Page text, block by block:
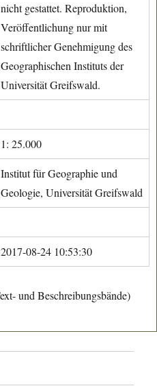
nicht gestattet. Reproduktion,
Veröffentlichung nur mit
schriftlicher Genehmigung des
Geographischen Instituts der
Universität Greifswald.
1: 25.000
Institut für Geographie und
Geologie, Universität Greifswald
2017-08-24 10:53:30
und Beschreibungsbände)